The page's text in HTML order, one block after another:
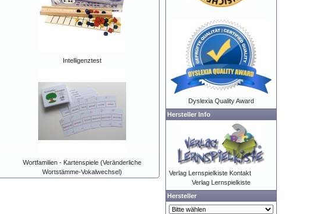
Intelligenztest
Wortfamilien - Kartenspiele (Veränderliche
Wortstämme-Vokalwechsel)
Dyslexia Quality Award
Hersteller Info
Verlag Lernspielkiste Kontakt
Verlag Lernspielkiste
Hersteller